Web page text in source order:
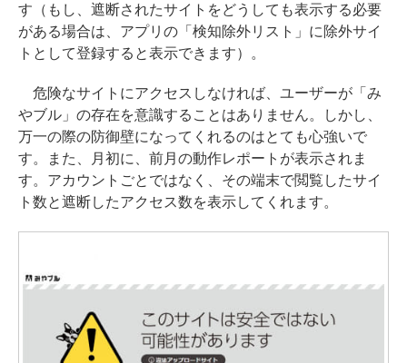
す（もし、遮断されたサイトをどうしても表示する必要
がある場合は、アプリの「検知除外リスト」に除外サイ
トとして登録すると表示できます）。
危険なサイトにアクセスしなければ、ユーザーが「み
やブル」の存在を意識することはありません。しかし、
万一の際の防御壁になってくれるのはとても心強いで
す。また、月初に、前月の動作レポートが表示されま
す。アカウントごとではなく、その端末で閲覧したサイ
ト数と遮断したアクセス数を表示してくれます。